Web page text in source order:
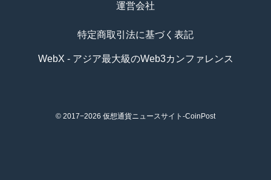
運営会社
特定商取引法に基づく表記
WebX - アジア最大級のWeb3カンファレンス
© 2017−2026 仮想通貨ニュースサイト-CoinPost